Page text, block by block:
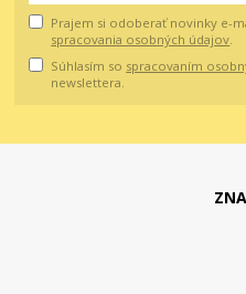
Prajem si odoberať novinky e-
spracovania osobných údajov
Súhlasím so spracovaním
newslettera.